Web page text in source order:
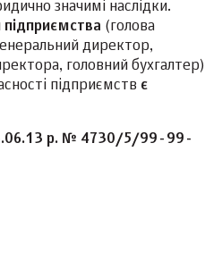
значимі наслідки.
підприємства (голова
директор,
головний бухгалтер)
підприємств є
р. № 4730/5/99-99-